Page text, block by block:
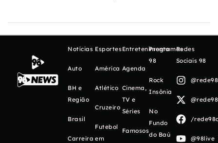
Notícias
Auto
BH e
Região
Brasil
Carreira
Esportes
América
Atlético
Cruzeiro
Futebol
em
Entretenimento
Agenda
Cinema,
TV e
Séries
Famosos
Programas
98
Rock
Insônia
No
Fundo
do Baú
Redes
Sociais 98
/
@98live